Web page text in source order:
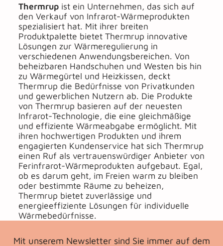
Thermrup ist ein Unternehmen, das sich auf
den Verkauf von Infrarot-Wärmeprodukten
spezialisiert hat. Mit ihrer breiten
Produktpalette bietet Thermrup innovative
Lösungen zur Wärmeregulierung in
verschiedenen Anwendungsbereichen. Von
beheizbaren Handschuhen und Westen bis hin
zu Wärmegürtel und Heizkissen, deckt
Thermrup die Bedürfnisse von Privatkunden
und gewerblichen Nutzern ab. Die Produkte
von Thermrup basieren auf der neuesten
Infrarot-Technologie, die eine gleichmäßige
und effiziente Wärmeabgabe ermöglicht. Mit
ihren hochwertigen Produkten und ihrem
engagierten Kundenservice hat sich Thermrup
einen Ruf als vertrauenswürdiger Anbieter von
Ferinfrarot-Wärmeprodukten aufgebaut. Egal,
ob es darum geht, im Freien warm zu bleiben
oder bestimmte Räume zu beheizen,
Thermrup bietet zuverlässige und
energieeffiziente Lösungen für individuelle
Wärmebedürfnisse.
Mit unserem Newsletter sind Sie immer auf dem